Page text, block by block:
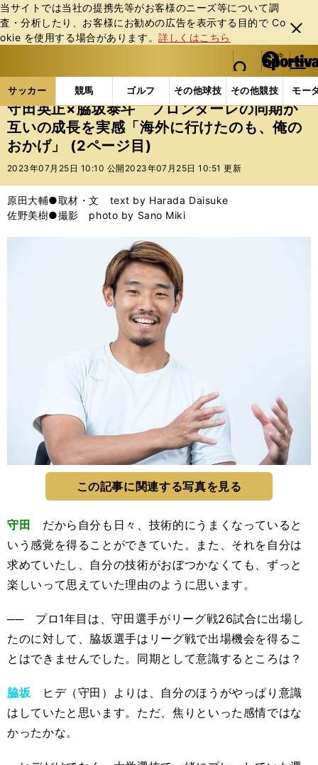
当サイトでは当社の提携先等がお客様のニーズ等について調
査・分析したり、お客様にお勧めの広告を表⽰する⽬的で Co
okie を使⽤する場合があります。詳しくはこちら
閉じ
る
web Sportiva (webスポルティーバ)
検索
マイペ
ー
ジ
メニュ
サッカー 競馬 ゴルフ その他球技 その他競技 モー
ス
ポ
ル
テ
ー
バ
サッカーの記事一覧 Jリーグ他 Jリーグ 守田英
守田英正×脇坂泰斗 フロンターレの同期が
互いの成長を実感「海外に行けたのも、俺の
おかげ」 (2ページ目)
2023年07月25日 10:10 公開 2023年07月25日 10:51 更新
原田大輔●取材・文 text by Harada Daisuke
佐野美樹●撮影 photo by Sano Miki
この記事に関連する写真を見る
守田
だから自分も日々、技術的にうまくなっていると
いう感覚を得ることができていた。また、それを自分は
求めていたし、自分の技術がおぼつかなくても、ずっと
楽しいって思えていた理由のように思います。
── プロ1年目は、守田選手がリーグ戦26試合に出場し
たのに対して、脇坂選手はリーグ戦で出場機会を得るこ
とはできませんでした。同期として意識するところは？
脇坂 ヒデ（守田）よりは、自分のほうがやっぱり意識
はしていたと思います。ただ、焦りといった感情ではな
かったかな。